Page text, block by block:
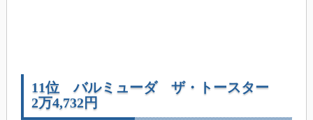
11位 バルミューダ ザ・トースター
2万4,732円